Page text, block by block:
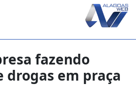
fazendo
drogas em praça